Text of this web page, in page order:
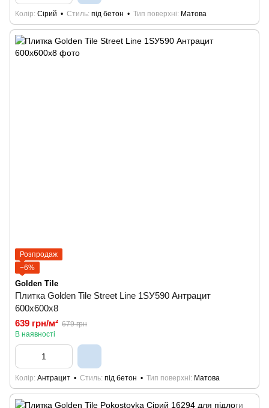
Колір Сірий Стиль під бетон Тип поверхні Матова
Розпродаж
−6%
Golden Tile
Плитка Golden Tile Street Line 1SУ590 Антрацит
600x600x8
639 грн/м² 679 грн
В наявності
Колір Антрацит Стиль під бетон Тип поверхні Матова